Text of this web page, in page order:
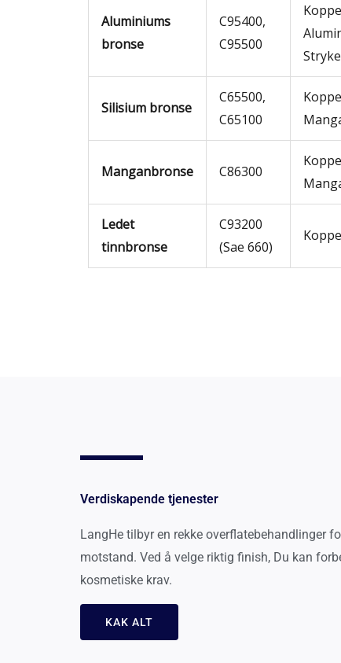
Aluminiums
bronse
C95400,
C95500
Silisium bronse
C65500,
C65100
Manganbronse C86300
Ledet
tinnbronse
C93200
(Sae 660)
Verdiskapende tjenester
LangHe tilbyr en rekke overflatebehandlinger
motstand. Ved å velge riktig finish, Du kan
kosmetiske krav.
KAK ALT